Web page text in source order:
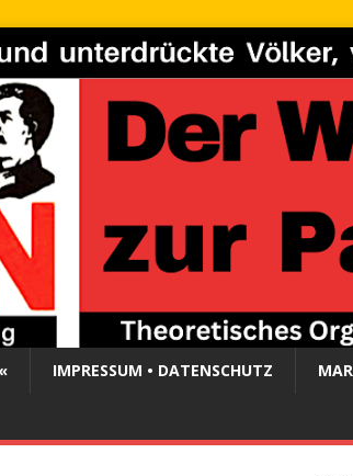
IMPRESSUM • DATENSCHUTZ